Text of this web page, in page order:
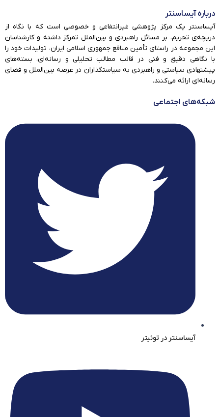
درباره آیساسنتر
آیساسنتر یک مرکز پژوهشی غیرانتفاعی و خصوصی است که با نگاه از
دریچه‌ی تحریم، بر مسائل راهبردی و بین‌الملل تمرکز داشته و کارشناسان
این مجموعه در راستای تأمین منافع جمهوری اسلامی ایران، تولیدات خود را
با نگاهی دقیق و فنی در قالب مطالب تحلیلی و رسانه‌ای، بسته‌های
پیشنهادی سیاستی و راهبردی به سیاستگذاران در عرصه بین‌الملل و فضای
رسانه‌ای ارائه می‌کنند.
شبکه‌های اجتماعی
آیساسنتر در توئیتر